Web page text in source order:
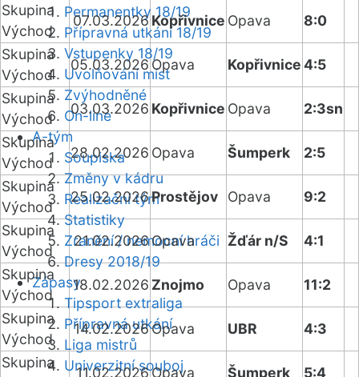
Permanentky 18/19
Přípravná utkání 18/19
Vstupenky 18/19
Uvolňování míst
Zvýhodněné
On-line
A-tým
Soupiska
Změny v kádru
Realizační tým
Statistiky
Zranění / nemocní hráči
Dresy 2018/19
Zápasy
Tipsport extraliga
Přípravná utkání
Liga mistrů
Univerzitní souboj
Skupina
Východ
07.03.2026Kopřivnice Opava
8:0
Skupina
Východ
05.03.2026Opava Kopřivnice4:5
Skupina
Východ
03.03.2026 Kopřivnice Opava
2:3sn
Skupina
Východ
28.02.2026 Opava Šumperk
2:5
Skupina
Východ
25.02.2026Prostějov Opava
9:2
Skupina
Východ
21.02.2026Opava Žďár n/S
4:1
Skupina
Východ
18.02.2026 Znojmo Opava
11:2
Skupina
Východ
14.02.2026Opava UBR
4:3
Skupina
11.02.2026Opava Šumperk
5:4